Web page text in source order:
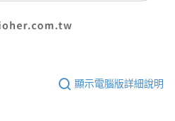
顯示電腦版詳細說明